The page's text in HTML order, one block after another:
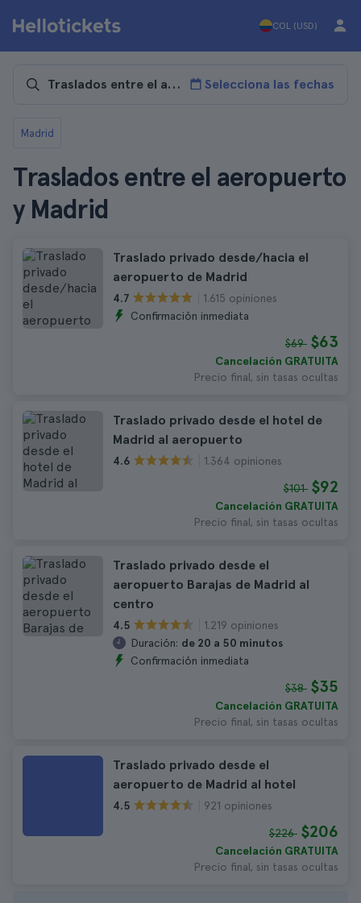
COL (USD)
Selecciona las fechas
Madrid
Traslados entre el aeropuerto
y Madrid
Traslado privado desde/hacia el
aeropuerto de Madrid
4.7
1.615 opiniones
Confirmación inmediata
$69 $63
Cancelación GRATUITA
Precio final, sin tasas ocultas
Traslado privado desde el hotel de
Madrid al aeropuerto
4.6 1.364 opiniones
$101 $92
Cancelación GRATUITA
Precio final, sin tasas ocultas
Traslado privado desde el
aeropuerto Barajas de Madrid al
centro
4.5
1.219 opiniones
Duración: de 20 a 50 minutos
Confirmación inmediata
$38 $35
Cancelación GRATUITA
Precio final, sin tasas ocultas
Traslado privado desde el
aeropuerto de Madrid al hotel
4.5 921 opiniones
$226 $206
Cancelación GRATUITA
Precio final, sin tasas ocultas